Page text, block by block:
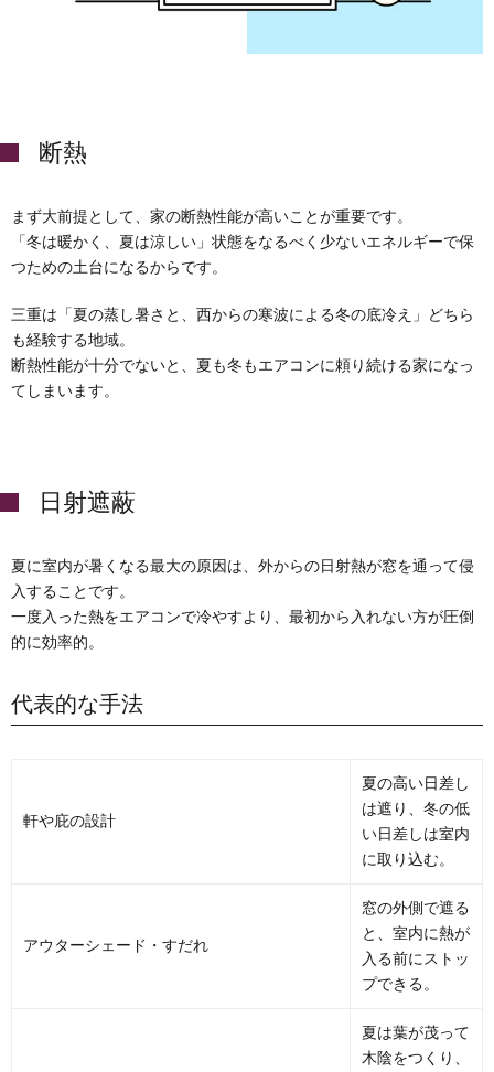
断熱
まず大前提として、家の断熱性能が高いことが重要です。
「冬は暖かく、夏は涼しい」状態をなるべく少ないエネルギーで保
つための土台になるからです。
三重は「夏の蒸し暑さと、西からの寒波による冬の底冷え」どちら
も経験する地域。
断熱性能が十分でないと、夏も冬もエアコンに頼り続ける家になっ
てしまいます。
日射遮蔽
夏に室内が暑くなる最大の原因は、外からの日射熱が窓を通って侵
入することです。
一度入った熱をエアコンで冷やすより、最初から入れない方が圧倒
的に効率的。
代表的な手法
軒や庇の設計
夏の高い日差し
は遮り、冬の低
い日差しは室内
に取り込む。
アウターシェード・すだれ
窓の外側で遮る
と、室内に熱が
入る前にストッ
プできる。
夏は葉が茂って
木陰をつくり、